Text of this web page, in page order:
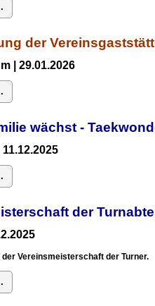
der
| 29.01.2026
wächst -
der
der Vereinsmeisterschaft der Turner.